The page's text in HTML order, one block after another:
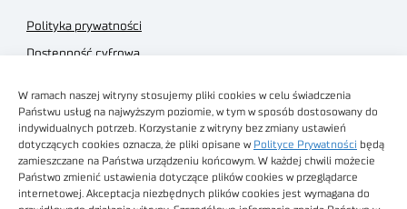
W ramach naszej witryny stosujemy pliki cookies w celu świadczenia
Państwu usług na najwyższym poziomie, w tym w sposób dostosowany do
indywidualnych potrzeb. Korzystanie z witryny bez zmiany ustawień
dotyczących cookies oznacza, że pliki opisane w Polityce Prywatności będą
zamieszczane na Państwa urządzeniu końcowym. W każdej chwili możecie
Państwo zmienić ustawienia dotyczące plików cookies w przeglądarce
internetowej. Akceptacja niezbędnych plików cookies jest wymagana do
Polityka prywatności
Dostępność cyfrowa
Regulamin sklepu
Obrazy stockowe